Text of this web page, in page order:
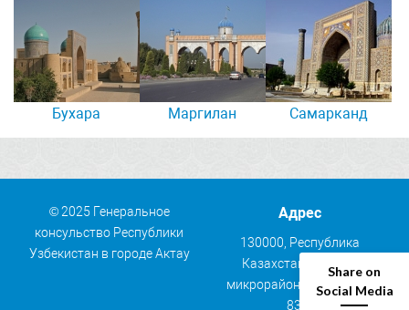
Бухара Маргилан Самарканд
© 2025 Генеральное
консульство Республики
Узбекистан в городе Актау
Адрес
130000, Республика
Казахстан, г. Актау,
микрорайон 30, коттедж
83/1
Share on
Social Media